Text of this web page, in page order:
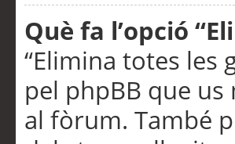
Què fa l’opció
“Elimina totes les
pel phpBB que
al fòrum. També